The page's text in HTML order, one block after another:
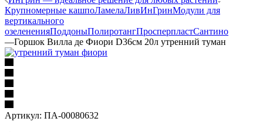
Крупномерные кашпоЛамелаЛивИнГринМодули для
вертикального
озелененияПоддоныПолиротангПросперпластСантино
—Горшок Вилла де Фиори D36см 20л утренний туман
Артикул: ПА-00080632